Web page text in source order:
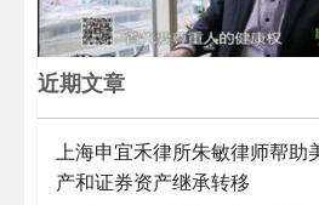
近期文章
上海申宜禾律所朱敏律师帮
产和证券资产继承转移